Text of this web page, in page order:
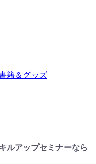
ルアップセミナーなら